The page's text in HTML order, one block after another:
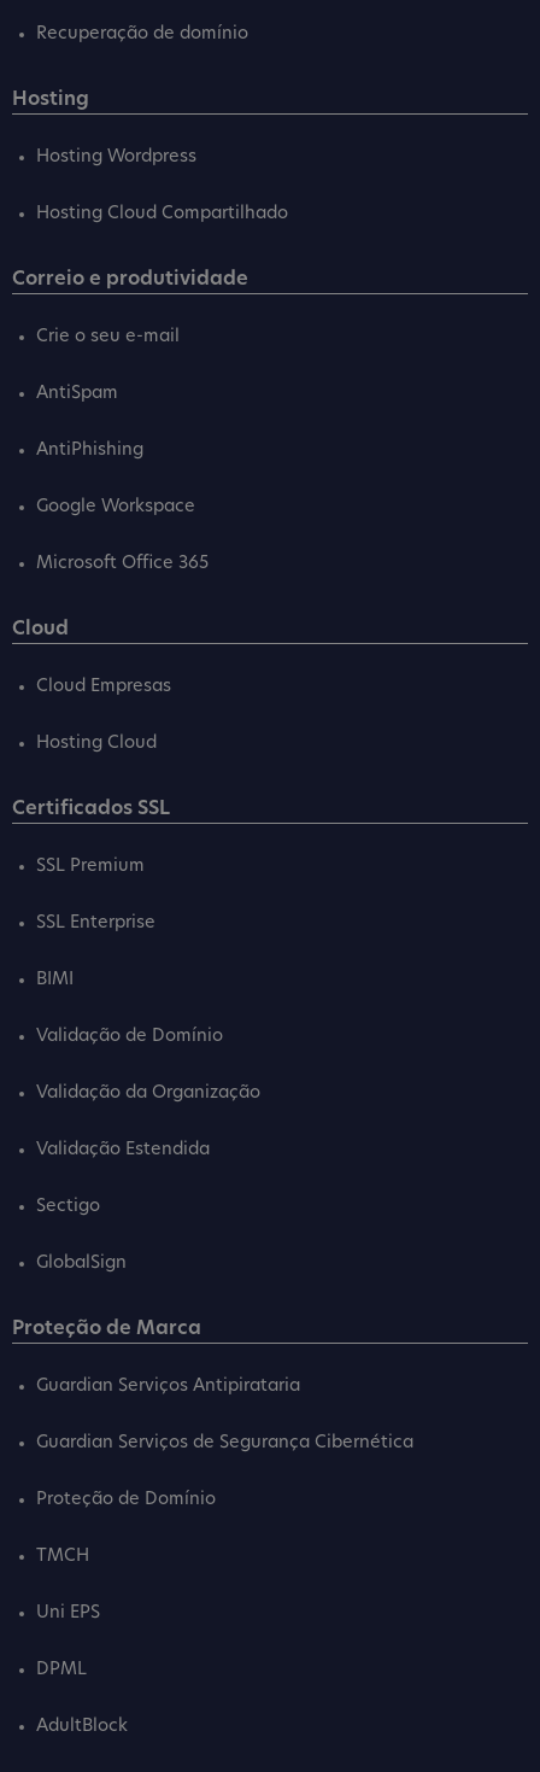
Recuperação de domínio
Hosting
Hosting Wordpress
Hosting Cloud Compartilhado
Correio e produtividade
Crie o seu e-mail
AntiSpam
AntiPhishing
Google Workspace
Microsoft Office 365
Cloud
Cloud Empresas
Hosting Cloud
Certificados SSL
SSL Premium
SSL Enterprise
BIMI
Validação de Domínio
Validação da Organização
Validação Estendida
Sectigo
GlobalSign
Proteção de Marca
Guardian Serviços Antipirataria
Guardian Serviços de Segurança Cibernética
Proteção de Domínio
TMCH
Uni EPS
DPML
AdultBlock